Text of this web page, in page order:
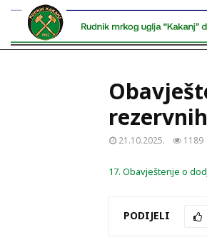
21.10.2025. 1189
17. Obavještenje o
PODIJELI